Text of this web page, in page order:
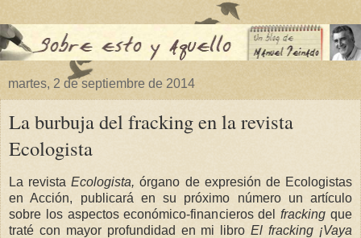
martes, 2 de septiembre de 2014
La burbuja del fracking en la revista
Ecologista
La revistaEcologista,órgano de expresión de Ecologistas
en Acción, publicará en su próximo número un artículo
sobre los aspectos económico-financieros delfrackingque
traté con mayor profundidad en mi libro El fracking ¡Vaya